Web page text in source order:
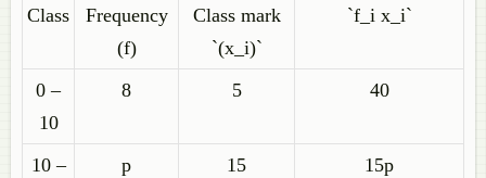
Class
Frequency
(f)
Class mark
`(x_i)`
`f_i x_i`
0 –
10
8 5 40
10 –
p 15 15p